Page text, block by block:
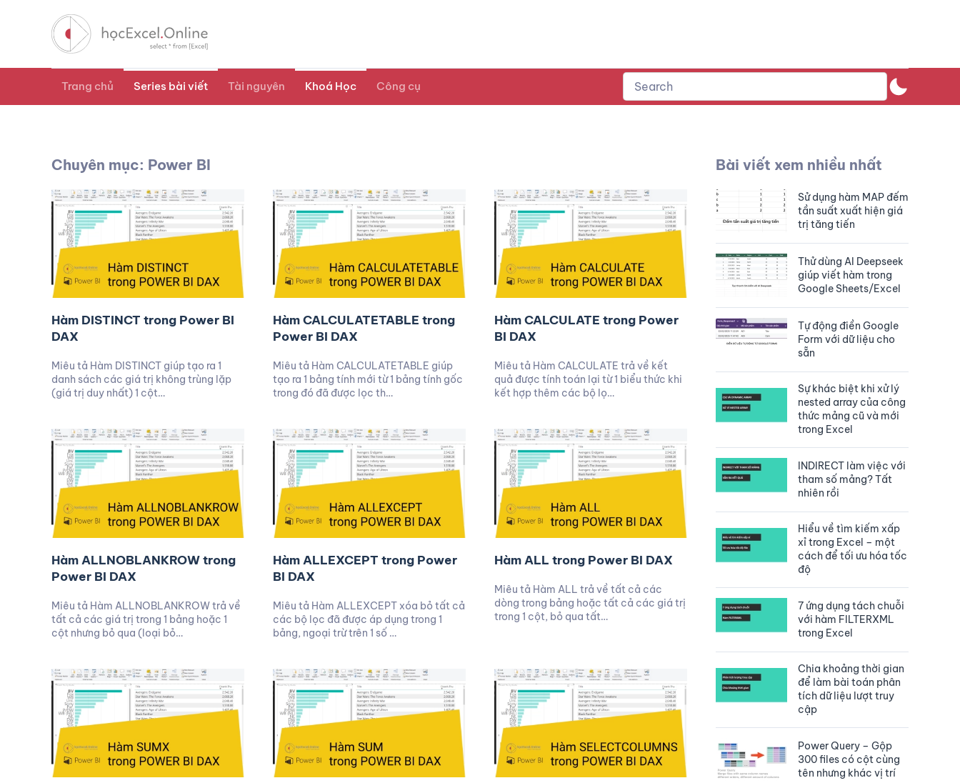
Trang chủ Series bài viết Tài nguyên Khoá Học Công cụ
Chuyên mục: Power BI
Hàm DISTINCT trong Power BI
DAX
Miêu tả Hàm DISTINCT giúp tạo ra 1
danh sách các giá trị không trùng lặp
(giá trị duy nhất) 1 cột…
Hàm CALCULATETABLE trong
Power BI DAX
Miêu tả Hàm CALCULATETABLE giúp
tạo ra 1 bảng tính mới từ 1 bảng tính gốc
trong đó đã được lọc th…
Hàm CALCULATE trong Power
BI DAX
Miêu tả Hàm CALCULATE trả về kết
quả được tính toán lại từ 1 biểu thức khi
kết hợp thêm các bộ lọ…
Hàm ALLNOBLANKROW trong
Power BI DAX
Miêu tả Hàm ALLNOBLANKROW trả về
tất cả các giá trị trong 1 bảng hoặc 1
cột nhưng bỏ qua (loại bỏ…
Hàm ALLEXCEPT trong Power
BI DAX
Miêu tả Hàm ALLEXCEPT xóa bỏ tất cả
các bộ lọc đã được áp dụng trong 1
bảng, ngoại trừ trên 1 số …
Hàm ALL trong Power BI DAX
Miêu tả Hàm ALL trả về tất cả các
dòng trong bảng hoặc tất cả các giá trị
trong 1 cột, bỏ qua tất…
Bài viết xem nhiều nhất
Sử dụng hàm MAP đếm
tần suất xuất hiện giá
trị tăng tiến
Thử dùng AI Deepseek
giúp viết hàm trong
Google Sheets/Excel
Tự động điền Google
Form với dữ liệu cho
sẵn
Sự khác biệt khi xử lý
nested array của công
thức mảng cũ và mới
trong Excel
INDIRECT làm việc với
tham số mảng? Tất
nhiên rồi
Hiểu về tìm kiếm xấp
xỉ trong Excel – một
cách để tối ưu hóa tốc
độ
7 ứng dụng tách chuỗi
với hàm FILTERXML
trong Excel
Chia khoảng thời gian
để làm bài toán phân
tích dữ liệu lượt truy
cập
Power Query – Gộp
300 files có cột cùng
tên nhưng khác vị trí